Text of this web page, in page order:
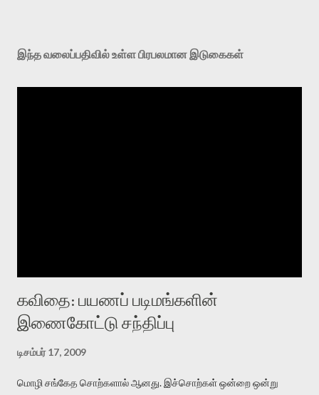
இந்த வலைப்பதிவில் உள்ள பிரபலமான இடுகைகள்
கவிதை: பயணப் படிமங்களின்
இணைகோட்டு சந்திப்பு
டிசம்பர் 17, 2009
மொழி சங்கேத சொற்களால் ஆனது. இச்சொற்கள் ஒன்றை ஒன்று